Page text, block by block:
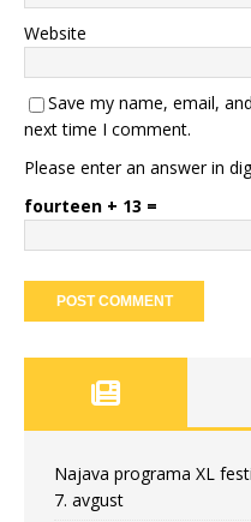
Website
Save my name, email,
next time I comment.
Please enter an answer in
fourteen + 13 =
Najava programa XL
7. avgust